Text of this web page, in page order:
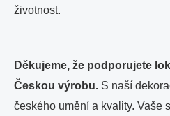
životnost.
Děkujeme, že podporujete
Českou výrobu. S naší
českého umění a kvality. Vaše